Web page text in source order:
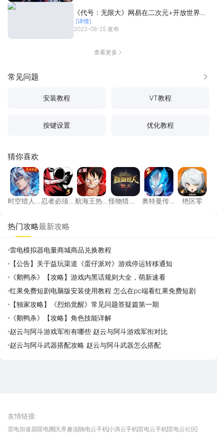
《代号：无限大》网易在二次元+开放世界题
材上给出了一份答卷
[详情]
2023-08-25 发布
查看更多
常见问题 更多
安装教程 VT教程
按键设置 优化教程
猜你喜欢
时空猎人·觉醒
时空猎人·
忍者必须死3
忍者必须
航海王热血航线
航海王热
怪物猎人：旅人
怪物猎
奥特曼传奇英雄2
奥特曼传
绝区零
绝区零
热门攻略最新攻略
雷电模拟器电量商城商品兑换教程
【公告】关于益玩渠道《蛋仔派对》游戏停运转移通知
《鹅鸭杀》【攻略】游戏内黑话规则大全，萌新速看
红果免费短剧电脑版安装使用教程 怎么在pc端看红果免费短剧
【独家攻略】《烈焰觉醒》常见问题答疑篇第一期
《鹅鸭杀》【攻略】角色技能详解
赵云与阿斗游戏军衔有哪些 赵云与阿斗游戏军衔对比
赵云与阿斗武器搭配攻略 赵云与阿斗武器怎么搭配
友情链接:
雷电加速器雷电圈无界趣连驰电云手机小滴云手机雷电云手机雷电云社区